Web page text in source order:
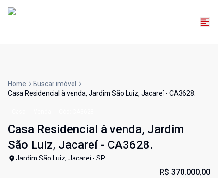
Home
Buscar imóvel
Casa Residencial à venda, Jardim São Luiz, Jacareí - CA3628.
Casa Residencial à venda, Jardim
São Luiz, Jacareí - CA3628.
Jardim São Luiz, Jacareí - SP
R$ 370.000,00